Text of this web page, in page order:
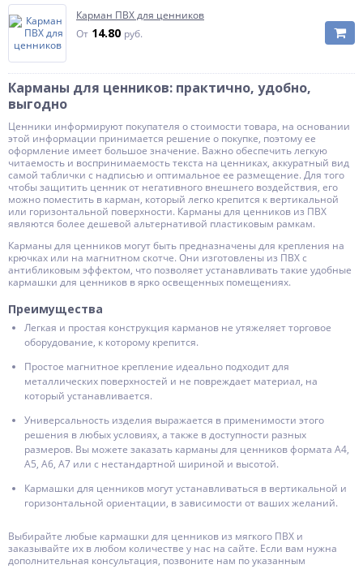
Карман ПВХ для ценников
От 14.80 руб.
Карманы для ценников: практично, удобно,
выгодно
Ценники информируют покупателя о стоимости товара, на основании
этой информации принимается решение о покупке, поэтому ее
оформление имеет большое значение. Важно обеспечить легкую
читаемость и воспринимаемость текста на ценниках, аккуратный вид
самой таблички с надписью и оптимальное ее размещение. Для того
чтобы защитить ценник от негативного внешнего воздействия, его
можно поместить в карман, который легко крепится к вертикальной
или горизонтальной поверхности. Карманы для ценников из ПВХ
являются более дешевой альтернативой пластиковым рамкам.
Карманы для ценников могут быть предназначены для крепления на
крючках или на магнитном скотче. Они изготовлены из ПВХ с
антибликовым эффектом, что позволяет устанавливать такие удобные
кармашки для ценников в ярко освещенных помещениях.
Преимущества
Легкая и простая конструкция карманов не утяжеляет торговое
оборудование, к которому крепится.
Простое магнитное крепление идеально подходит для
металлических поверхностей и не повреждает материал, на
который устанавливается.
Универсальность изделия выражается в применимости этого
решения в любых условиях, а также в доступности разных
размеров. Вы можете заказать карманы для ценников формата А4,
А5, А6, А7 или с нестандартной шириной и высотой.
Кармашки для ценников могут устанавливаться в вертикальной и
горизонтальной ориентации, в зависимости от ваших желаний.
Выбирайте любые кармашки для ценников из мягкого ПВХ и
заказывайте их в любом количестве у нас на сайте. Если вам нужна
дополнительная консультация, позвоните нам по указанным